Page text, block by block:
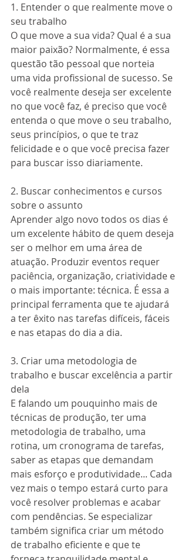
1. Entender o que realmente move o
seu trabalho
O que move a sua vida? Qual é a sua
maior paixão? Normalmente, é essa
questão tão pessoal que norteia
uma vida profissional de sucesso. Se
você realmente deseja ser excelente
no que você faz, é preciso que você
entenda o que move o seu trabalho,
seus princípios, o que te traz
felicidade e o que você precisa fazer
para buscar isso diariamente.
2. Buscar conhecimentos e cursos
sobre o assunto
Aprender algo novo todos os dias é
um excelente hábito de quem deseja
ser o melhor em uma área de
atuação. Produzir eventos requer
paciência, organização, criatividade e
o mais importante: técnica. É essa a
principal ferramenta que te ajudará
a ter êxito nas tarefas difíceis, fáceis
e nas etapas do dia a dia.
3. Criar uma metodologia de
trabalho e buscar excelência a partir
dela
E falando um pouquinho mais de
técnicas de produção, ter uma
metodologia de trabalho, uma
rotina, um cronograma de tarefas,
saber as etapas que demandam
mais esforço e produtividade... Cada
vez mais o tempo estará curto para
você resolver problemas e acabar
com pendências. Se especializar
também significa criar um método
de trabalho eficiente e que te